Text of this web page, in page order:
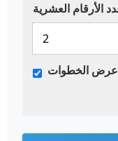
عرض الخطوات